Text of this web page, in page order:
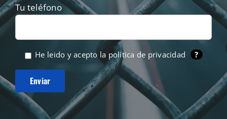
Tu teléfono
He leido y acepto la política de privacidad ?